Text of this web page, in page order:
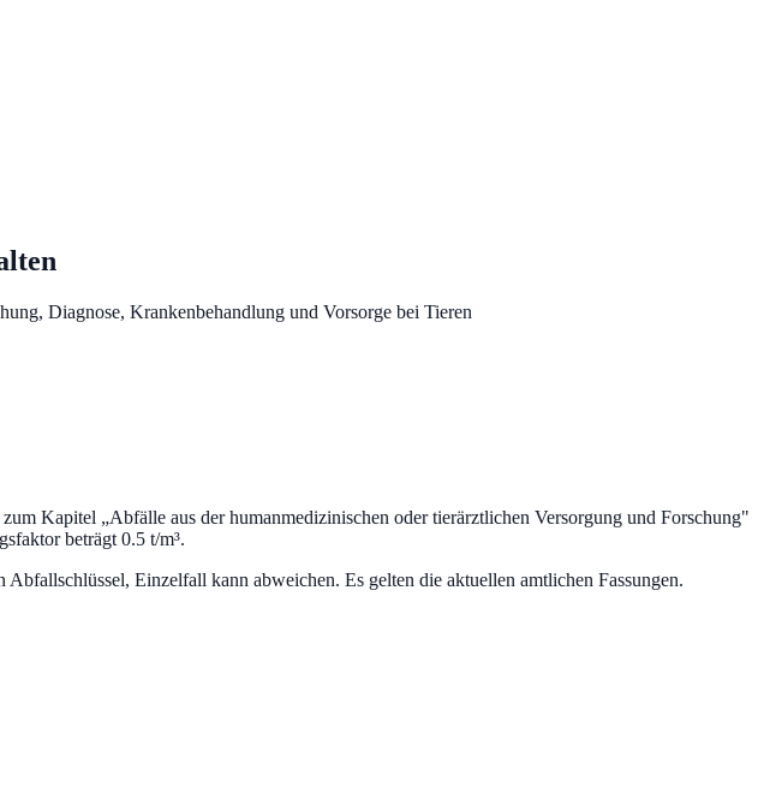
Diagnose, Krankenbehandlung und Vorsorge bei Tieren
Kapitel „Abfälle aus der humanmedizinischen oder tierärztlichen Versorgung und Forschung"
beträgt 0.5 t/m³.
Einzelfall kann abweichen. Es gelten die aktuellen amtlichen Fassungen.